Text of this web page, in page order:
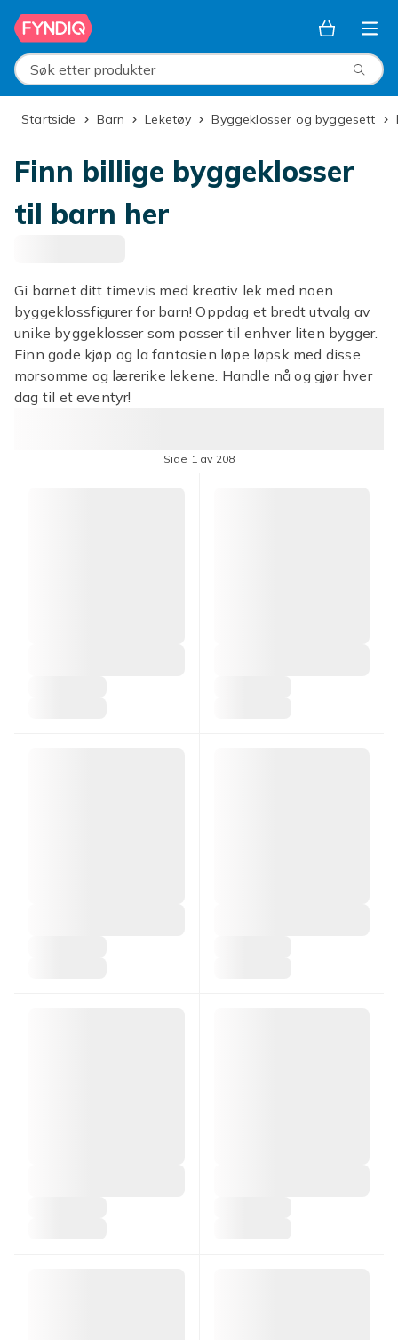
Hopp til hovedinnhold
Søk etter produkter
Startside Barn Leketøy Byggeklosser og byggesett
Finn billige byggeklosser
til barn her
Gi barnet ditt timevis med kreativ lek med noen
byggeklossfigurer for barn! Oppdag et bredt utvalg av
unike byggeklosser som passer til enhver liten bygger.
Finn gode kjøp og la fantasien løpe løpsk med disse
morsomme og lærerike lekene. Handle nå og gjør hver
dag til et eventyr!
Side 1 av 208